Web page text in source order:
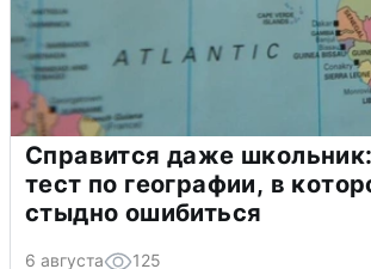
Справится даже
тест по географии, в
стыдно ошибиться
6 августа 125